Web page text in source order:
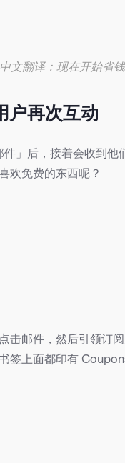
中文翻译：现在开始省
户再次互动
」后，接着会收到他
欢免费的东西呢？
击邮件，然后引领订
签上面都印有